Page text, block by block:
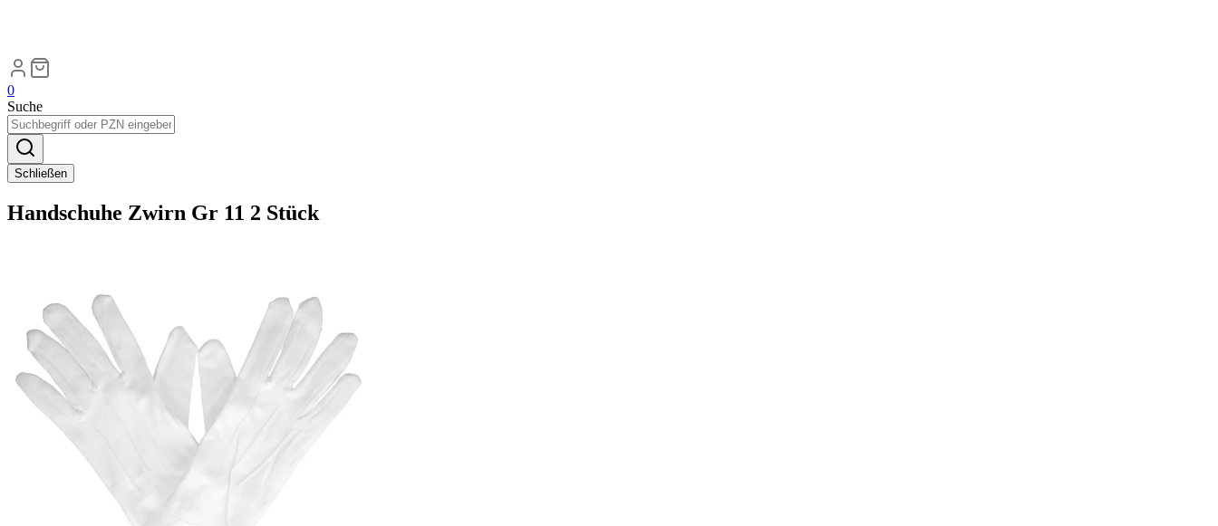
0
Suche
Schließen
Handschuhe Zwirn Gr 11 2 Stück